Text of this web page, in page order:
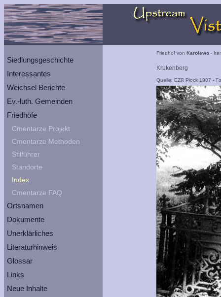
Siedlungsgeschichte
Interessantes
Weichsel Berichte
Ev.-luth. Gemeinden
Friedhöfe
Cmentarze Projekt
Cmentarze Methoden
Stilführer
Standorte
Index
Cmentarze FAQ
Ortsnamen
Dokumente
Unerklärliches
Literaturhinweis
Glossar
Links
Neue Inhalte
Friedhof von Karolewo -
Krukenberg
Quelle: EZR Płock 1987 -